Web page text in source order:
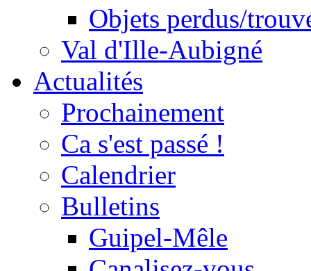
Objets perdus/
Val d'Ille-Aubigné
Actualités
Prochainement
Ca s'est passé !
Calendrier
Bulletins
Guipel-Mêle